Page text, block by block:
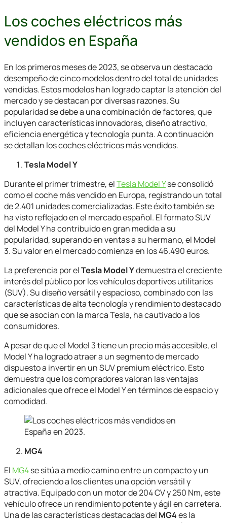
Los coches eléctricos más
vendidos en España
En los primeros meses de 2023, se observa un destacado
desempeño de cinco modelos dentro del total de unidades
vendidas. Estos modelos han logrado captar la atención del
mercado y se destacan por diversas razones. Su
popularidad se debe a una combinación de factores, que
incluyen características innovadoras, diseño atractivo,
eficiencia energética y tecnología punta. A continuación
se detallan los coches eléctricos más vendidos.
Tesla Model Y
Durante el primer trimestre, elTesla Model Yse consolidó
como el coche más vendido en Europa, registrando un total
de 2.401 unidades comercializadas. Este éxito también se
ha visto reflejado en el mercado español. El formato SUV
del Model Y ha contribuido en gran medida a su
popularidad, superando en ventas a su hermano, el Model
3. Su valor en el mercado comienza en los 46.490 euros.
La preferencia por elTesla Model Ydemuestra el creciente
interés del público por los vehículos deportivos utilitarios
(SUV). Su diseño versátil y espacioso, combinado con las
características de alta tecnología y rendimiento destacado
que se asocian con la marca Tesla, ha cautivado a los
consumidores.
A pesar de que el Model 3 tiene un precio más accesible, el
Model Y ha logrado atraer a un segmento de mercado
dispuesto a invertir en un SUV premium eléctrico. Esto
demuestra que los compradores valoran las ventajas
adicionales que ofrece el Model Y en términos de espacio y
comodidad.
MG4
El MG4se sitúa a medio camino entre un compacto y un
SUV, ofreciendo a los clientes una opción versátil y
atractiva. Equipado con un motor de 204 CV y 250 Nm, este
vehículo ofrece un rendimiento potente y ágil en carretera.
Una de las características destacadas del MG4es la